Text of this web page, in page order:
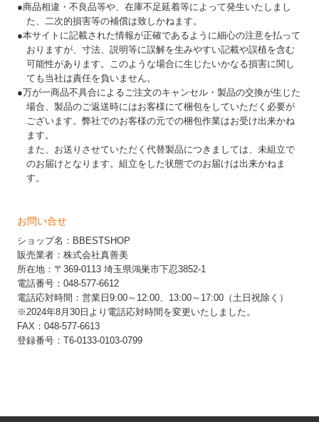
●商品相違・不良品等や、在庫不足延着等によって発生いたしまし
た、二次的損害等の補償は致しかねます。
●本サイトに記載された情報が正確であるように細心の注意を払って
おりますが、寸法、説明等に誤解を生みやすい記載や誤植を含む
可能性があります。このような場合に生じたいかなる損害に関し
ても当社は責任を負いません。
●万が一商品不具合によるご注文のキャンセル・製品の交換が生じた
場合、製品のご返送時にはお客様にて梱包をしていただく必要が
ございます。弊社でのお客様の元での梱包作業はお受け出来かね
ます。
また、お送りさせていただく代替製品につきましては、未組立で
のお届けとなります。組立をした状態でのお届けは出来かねま
す。
お問い合せ
ショップ名：BBESTSHOP
販売業者：株式会社真善美
所在地：〒369-0113 埼玉県鴻巣市下忍3852-1
電話番号：048-577-6612
電話応対時間：営業日9:00～12:00、13:00～17:00（土日祝除く）
※2024年8月30日より電話応対時間を変更いたしました。
FAX：048-577-6613
登録番号：T6-0133-0103-0799